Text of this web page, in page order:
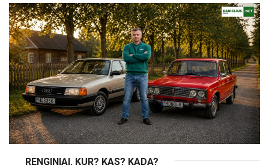
RENGINIAI. KUR? KAS? KADA?